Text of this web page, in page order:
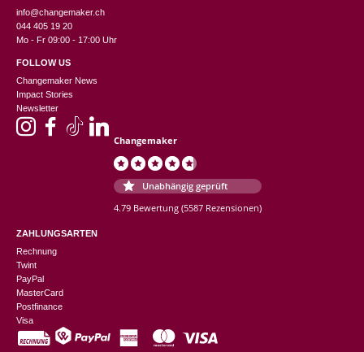
info@changemaker.ch
044 405 19 20
Mo - Fr 09:00 - 17:00 Uhr
FOLLOW US
Changemaker News
Impact Stories
Newsletter
Changemaker
Unabhängig geprüft
4.79 Bewertung (5587 Rezensionen)
ZAHLUNGSARTEN
Rechnung
Twint
PayPal
MasterCard
Postfinance
Visa